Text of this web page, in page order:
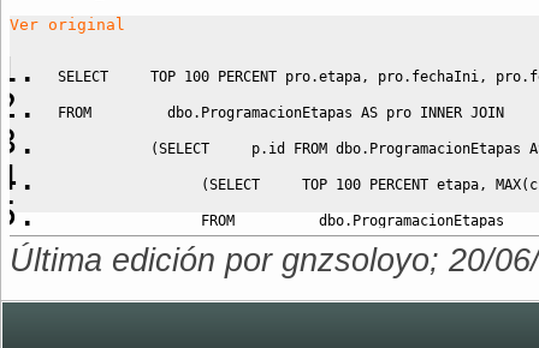
Ver original
SELECT TOP 100 PERCENT pro.etapa, pro. fechaIni, pro.
FROM dbo. ProgramacionEtapas AS pro INNER JOIN
(SELECT p. id FROM dbo. ProgramacionEtapas
(SELECT TOP 100 PERCENT etapa, MAX(
FROM dbo. ProgramacionEtapas
GROUP BY etapa ) AS s
Última edición por gnzsoloyo; 20/